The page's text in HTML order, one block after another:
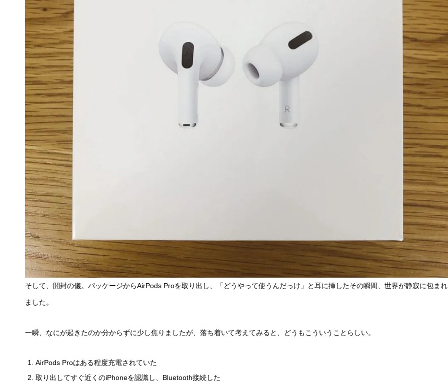
そして、開封の儀。パッケージからAirPods Proを取り出し、「どうやって使うんだっけ」と耳に挿したその瞬間、世界が静寂に包まれ
ました。
一瞬、なにが起きたのか分からずに少し焦りましたが、落ち着いて考えてみると、どうもこういうことらしい。
AirPods Proはある程度充電されていた
取り出してすぐ近くのiPhoneを認識し、Bluetooth接続した